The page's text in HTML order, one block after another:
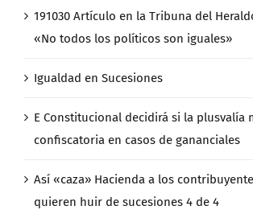
191030 Artículo en la Tribuna del
«No todos los políticos son iguales»
Igualdad en Sucesiones
E Constitucional decidirá si la plusvalía
confiscatoria en casos de gananciales
Así «caza» Hacienda a los
quieren huir de sucesiones 4 de 4